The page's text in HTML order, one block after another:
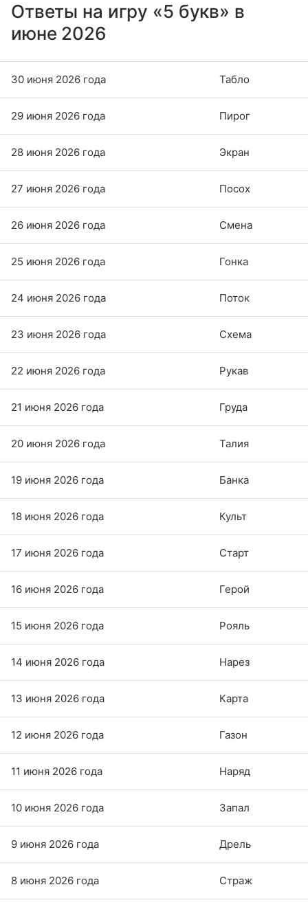
Ответы на игру «5 букв» в
июне 2026
30 июня 2026 года Табло
29 июня 2026 года Пирог
28 июня 2026 года Экран
27 июня 2026 года Посох
26 июня 2026 года Смена
25 июня 2026 года Гонка
24 июня 2026 года Поток
23 июня 2026 года Схема
22 июня 2026 года Рукав
21 июня 2026 года Груда
20 июня 2026 года Талия
19 июня 2026 года Банка
18 июня 2026 года Культ
17 июня 2026 года Старт
16 июня 2026 года Герой
15 июня 2026 года Рояль
14 июня 2026 года Нарез
13 июня 2026 года Карта
12 июня 2026 года Газон
11 июня 2026 года Наряд
10 июня 2026 года Запал
9 июня 2026 года Дрель
8 июня 2026 года Страж